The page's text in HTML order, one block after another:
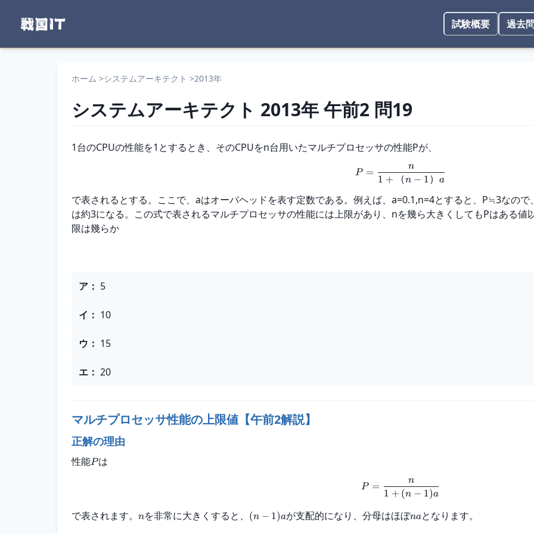
試験概要 過去
ホーム >システムアーキテクト >2013年
システムアーキテクト 2013年午前2 問19
問題文
1台のCPUの性能を1とするとき、そのCPUをn台用いたマルチプロセッサの性能Pが、
P =
1 + （n − 1） a
n
で表されるとする。ここで、aはオーバヘッドを表す定数である。例えば、a=0.1,n=4とすると、P≒3なの
は約3になる。この式で表されるマルチプロセッサの性能には上限があり、nを幾ら大きくしてもPはある
限は幾らか
選択肢
ア ： 5
イ ： 10
ウ ： 15
エ ： 20
マルチプロセッサ性能の上限値【午前2解説】
正解の理由
性能Pは
P =
1 + (n − 1)a
n
で表されます。 nを非常に大きくすると、 (n − 1)aが支配的になり、分母はほぼnaとなります。